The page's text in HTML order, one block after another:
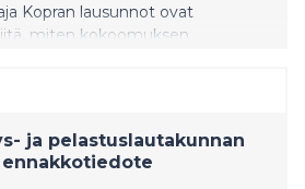
Kopran lausunnot ovat
miten kokoomuksen
SDP:n Tuppurainen
ja pelastuslautakunnan
ennakkotiedote